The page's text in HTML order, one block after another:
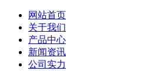
网站首页
关于我们
产品中心
新闻资讯
公司实力